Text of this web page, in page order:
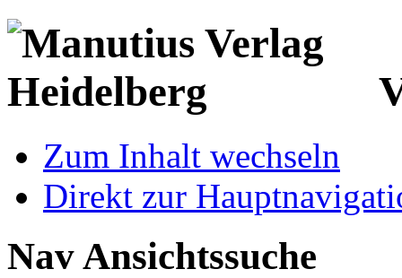
Zum Inhalt wechseln
Direkt zur
Nav Ansichtssuche